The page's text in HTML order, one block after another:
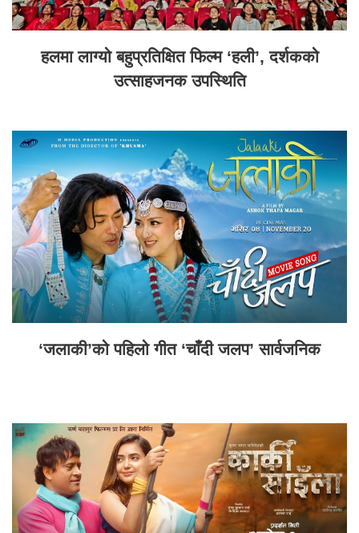
हलमा लाग्यो बहुप्रतिक्षित फिल्म ‘हली’, दर्शकको
उत्साहजनक उपस्थिति
‘जलाकी’को पहिलो गीत ‘चाँदी जलप’ सार्वजनिक